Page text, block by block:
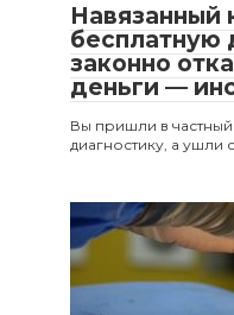
Навязанный
бесплатную
законно
деньги —
Вы пришли в
диагностику, а ушли